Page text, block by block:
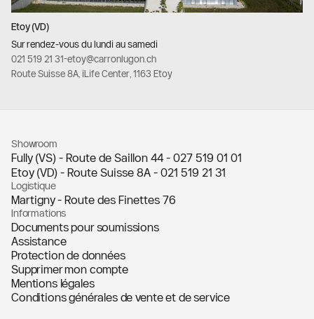
Etoy (VD)
Sur rendez-vous du lundi au samedi
021 519 21 31-etoy@carronlugon.ch
Route Suisse 8A, iLife Center, 1163 Etoy
Showroom
Fully (VS) - Route de Saillon 44 - 027 519 01 01
Etoy (VD) - Route Suisse 8A - 021 519 21 31
Logistique
Martigny - Route des Finettes 76
Informations
Documents pour soumissions
Assistance
Protection de données
Supprimer mon compte
Mentions légales
Conditions générales de vente et de service